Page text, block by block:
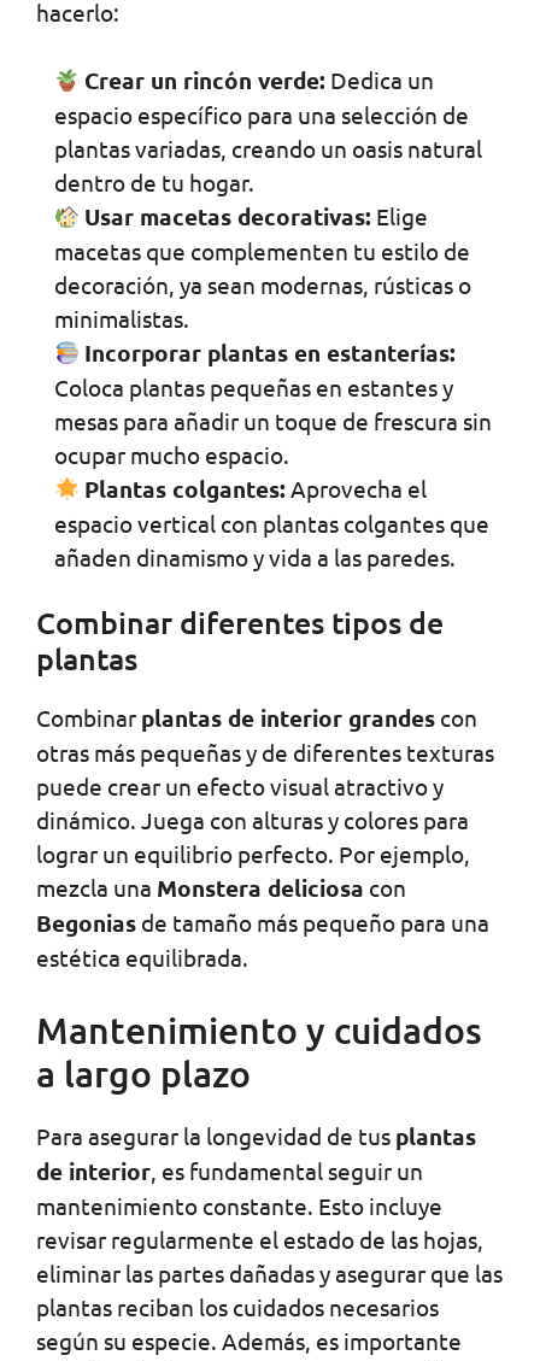
hacerlo:
Crear un rincón verde: Dedica un
espacio específico para una selección de
plantas variadas, creando un oasis natural
dentro de tu hogar.
Usar macetas decorativas: Elige
macetas que complementen tu estilo de
decoración, ya sean modernas, rústicas o
minimalistas.
Incorporar plantas en estanterías:
Coloca plantas pequeñas en estantes y
mesas para añadir un toque de frescura sin
ocupar mucho espacio.
Plantas colgantes: Aprovecha el
espacio vertical con plantas colgantes que
añaden dinamismo y vida a las paredes.
Combinar diferentes tipos de
plantas
Combinar plantas de interior grandes con
otras más pequeñas y de diferentes texturas
puede crear un efecto visual atractivo y
dinámico. Juega con alturas y colores para
lograr un equilibrio perfecto. Por ejemplo,
mezcla una Monstera deliciosa con
Begonias de tamaño más pequeño para una
estética equilibrada.
Mantenimiento y cuidados
a largo plazo
Para asegurar la longevidad de tus plantas
de interior, es fundamental seguir un
mantenimiento constante. Esto incluye
revisar regularmente el estado de las hojas,
eliminar las partes dañadas y asegurar que las
plantas reciban los cuidados necesarios
según su especie. Además, es importante